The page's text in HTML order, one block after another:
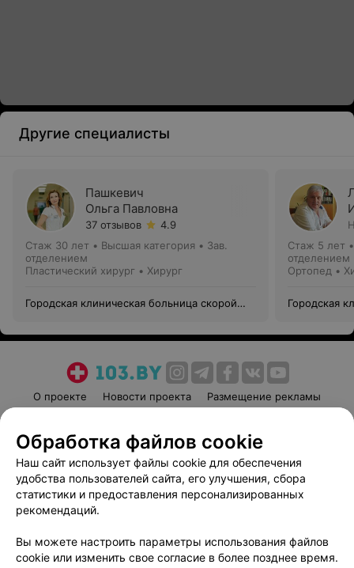
Другие специалисты
Пашкевич
Ольга Павловна
37 отзывов
4.9
Стаж 30 лет • Высшая категория • Зав.
отделением
Пластический хирург • Хирург
Городская клиническая больница скорой
Стаж 5 лет
отделением
Ортопед •
Городская
О проекте Новости проекта
Размещение рекламы
Пользовательское соглашение
Способы оплаты
Вакансии
Партнеры
Написать руководителю 103.by
Обработка персональных данных
Обработка файлов cookie
Наш сайт использует файлы cookie для обеспечения
удобства пользователей сайта, его улучшения, сбора
статистики и предоставления персонализированных
рекомендаций.
Вы можете настроить параметры использования файлов
cookie или изменить свое согласие в более позднее время.